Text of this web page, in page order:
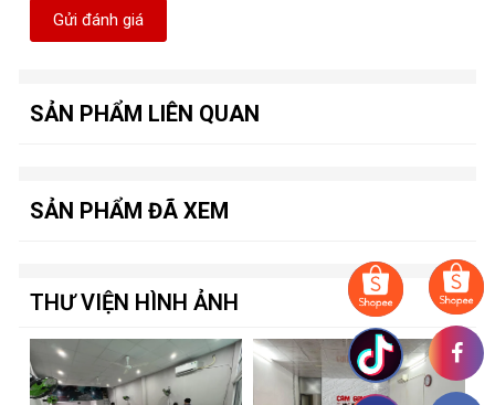
Gửi đánh giá
SẢN PHẨM LIÊN QUAN
SẢN PHẨM ĐÃ XEM
THƯ VIỆN HÌNH ẢNH